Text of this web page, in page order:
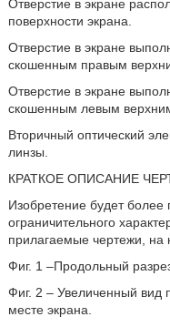
Отверстие в экране
поверхности экрана.
Отверстие в экране
скошенным правым
Отверстие в экране
скошенным левым
Вторичный оптический
линзы.
КРАТКОЕ ОПИСАНИЕ
Изобретение будет
ограничительного
прилагаемые чертежи, на
Фиг. 1 –Продольный
Фиг. 2 – Увеличенный вид
месте экрана.